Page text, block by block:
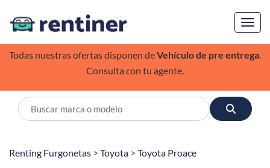
Todas nuestras ofertas disponen deVehículo de pre entrega.
Consulta con tu agente.
Renting Furgonetas > Toyota > Toyota Proace